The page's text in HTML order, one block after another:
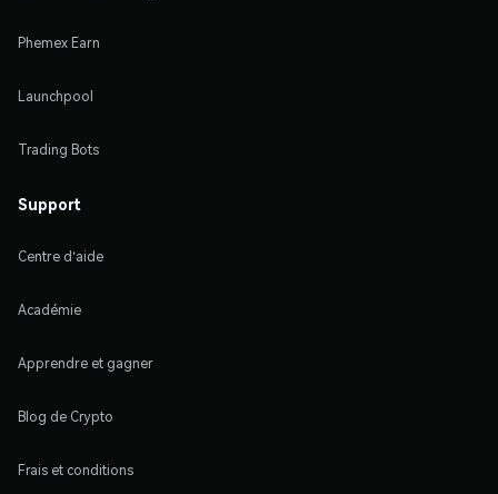
Phemex Earn
Launchpool
Trading Bots
Support
Centre d'aide
Académie
Apprendre et gagner
Blog de Crypto
Frais et conditions